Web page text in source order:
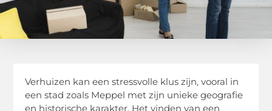
Verhuizen kan een stressvolle klus zijn, vooral in
een stad zoals Meppel met zijn unieke geografie
en historische karakter. Het vinden van een